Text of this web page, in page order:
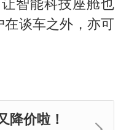
谈车之外，亦可
降价啦！